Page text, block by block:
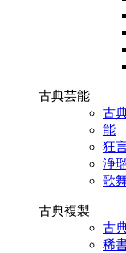
古典芸能
古
能
狂
浄
歌
古典複製
古
稀